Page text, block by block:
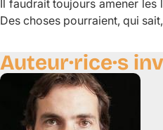
Il faudrait toujours amener
Des choses pourraient, qui
Auteur·rice·s